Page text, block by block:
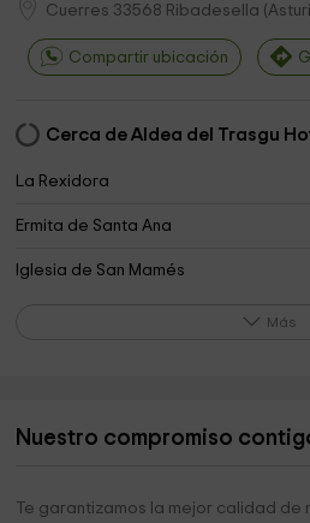
Cuerres 33568 Ribadesella (
Compartir ubicación
Cerca de Aldea del Trasgu
La Rexidora
Ermita de Santa Ana
Iglesia de San Mamés
Ermita de San Agustín
Más
Nuestro compromiso
Te garantizamos la mejor calidad de